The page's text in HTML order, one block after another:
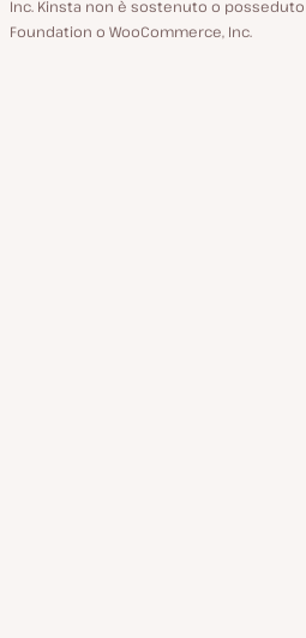
Inc. Kinsta non è sostenuto o posseduto
Foundation o WooCommerce, Inc.